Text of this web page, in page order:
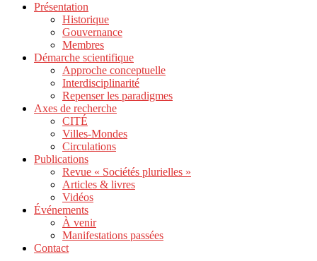
Présentation
Historique
Gouvernance
Membres
Démarche scientifique
Approche conceptuelle
Interdisciplinarité
Repenser les paradigmes
Axes de recherche
CITÉ
Villes-Mondes
Circulations
Publications
Revue « Sociétés plurielles »
Articles & livres
Vidéos
Événements
À venir
Manifestations passées
Contact